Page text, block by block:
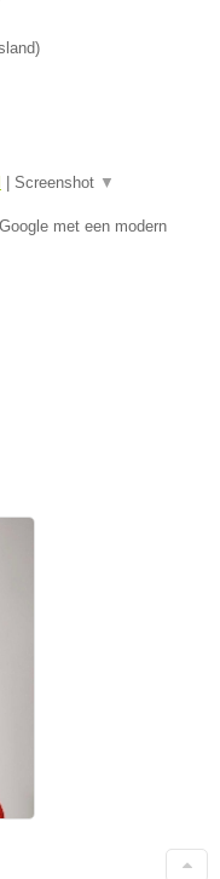
)
Screenshot ▼
met een modern